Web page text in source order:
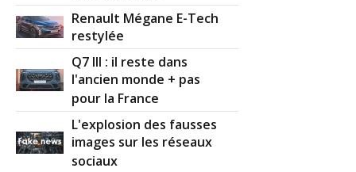
Renault Mégane E-Tech
restylée
Q7 III : il reste dans
l'ancien monde + pas
pour la France
L'explosion des fausses
images sur les réseaux
sociaux